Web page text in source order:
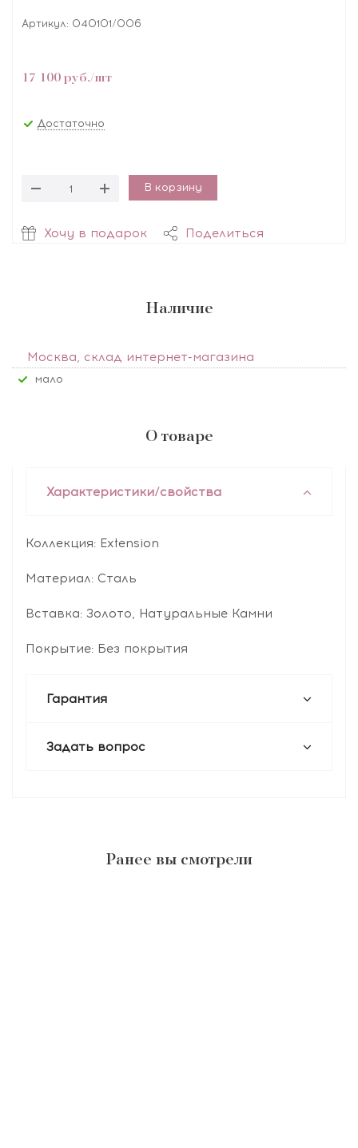
Артикул: 040101/006
17 100 руб./шт
Достаточно
В корзину
Хочу в подарок Поделиться
Наличие
Москва, склад интернет-магазина
Мало
О товаре
Характеристики/свойства
Коллекция: Extension
Материал: Сталь
Вставка: Золото, Натуральные Камни
Покрытие: Без покрытия
Гарантия
Задать вопрос
Ранее вы смотрели